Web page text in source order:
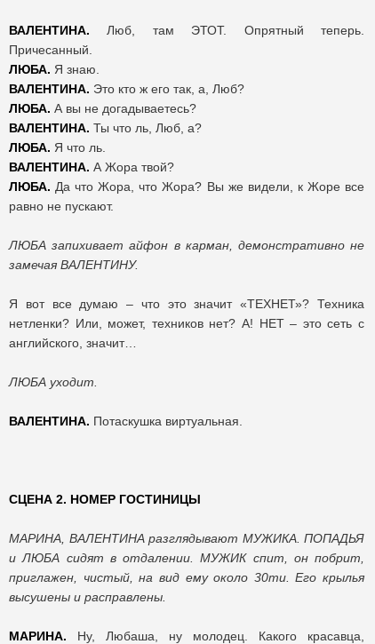
ВАЛЕНТИНА. Люб, там ЭТОТ. Опрятный теперь.
Причесанный.
ЛЮБА. Я знаю.
ВАЛЕНТИНА. Это кто ж его так, а, Люб?
ЛЮБА. А вы не догадываетесь?
ВАЛЕНТИНА. Ты что ль, Люб, а?
ЛЮБА. Я что ль.
ВАЛЕНТИНА. А Жора твой?
ЛЮБА. Да что Жора, что Жора? Вы же видели, к Жоре все
равно не пускают.
ЛЮБА запихивает айфон в карман, демонстративно не
замечая ВАЛЕНТИНУ.
Я вот все думаю – что это значит «ТЕХНЕТ»? Техника
нетленки? Или, может, техников нет? А! НЕТ – это сеть с
английского, значит…
ЛЮБА уходит.
ВАЛЕНТИНА. Потаскушка виртуальная.
СЦЕНА 2. НОМЕР ГОСТИНИЦЫ
МАРИНА, ВАЛЕНТИНА разглядывают МУЖИКА. ПОПАДЬЯ
и ЛЮБА сидят в отдалении. МУЖИК спит, он побрит,
приглажен, чистый, на вид ему около 30ти. Его крылья
высушены и расправлены.
МАРИНА. Ну, Любаша, ну молодец. Какого красавца,